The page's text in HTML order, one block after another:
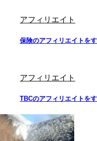
アフィリエイト
保険のアフィリエイトを
アフィリエイト
TBCのアフィリエイトを